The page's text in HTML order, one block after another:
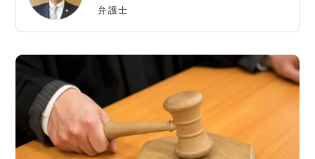
債務整理
交通事故
遺産相続
AI Search Premium
掲載をご検討の弁護士の方へ
弁護士